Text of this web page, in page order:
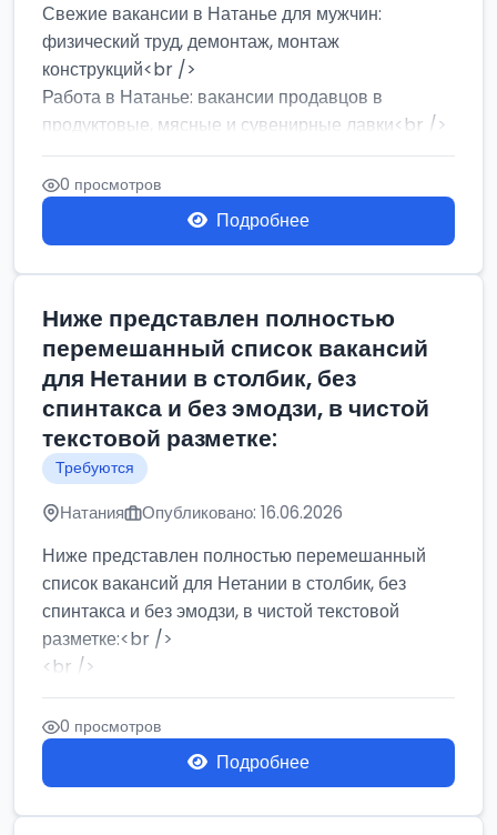
Свежие вакансии в Натанье для мужчин:
физический труд, демонтаж, монтаж
конструкций<br />
Работа в Натанье: вакансии продавцов в
продуктовые, мясные и сувенирные лавки<br />
Разнорабочий на сборку м...
0 просмотров
Подробнее
Ниже представлен полностью
перемешанный список вакансий
для Нетании в столбик, без
спинтакса и без эмодзи, в чистой
текстовой разметке:
Требуются
Натания Опубликовано: 16.06.2026
Ниже представлен полностью перемешанный
список вакансий для Нетании в столбик, без
спинтакса и без эмодзи, в чистой текстовой
разметке:<br />
<br />
Работа в Нетании на мебельном производстве:
требу...
0 просмотров
Подробнее